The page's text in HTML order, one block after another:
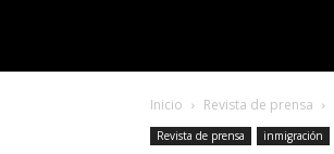
Inicio Revista de prensa
Revista de prensa inmigración